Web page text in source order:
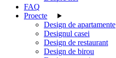
FAQ
Proecte
Design de apartamente
Designul casei
Design de restaurant
Design de birou